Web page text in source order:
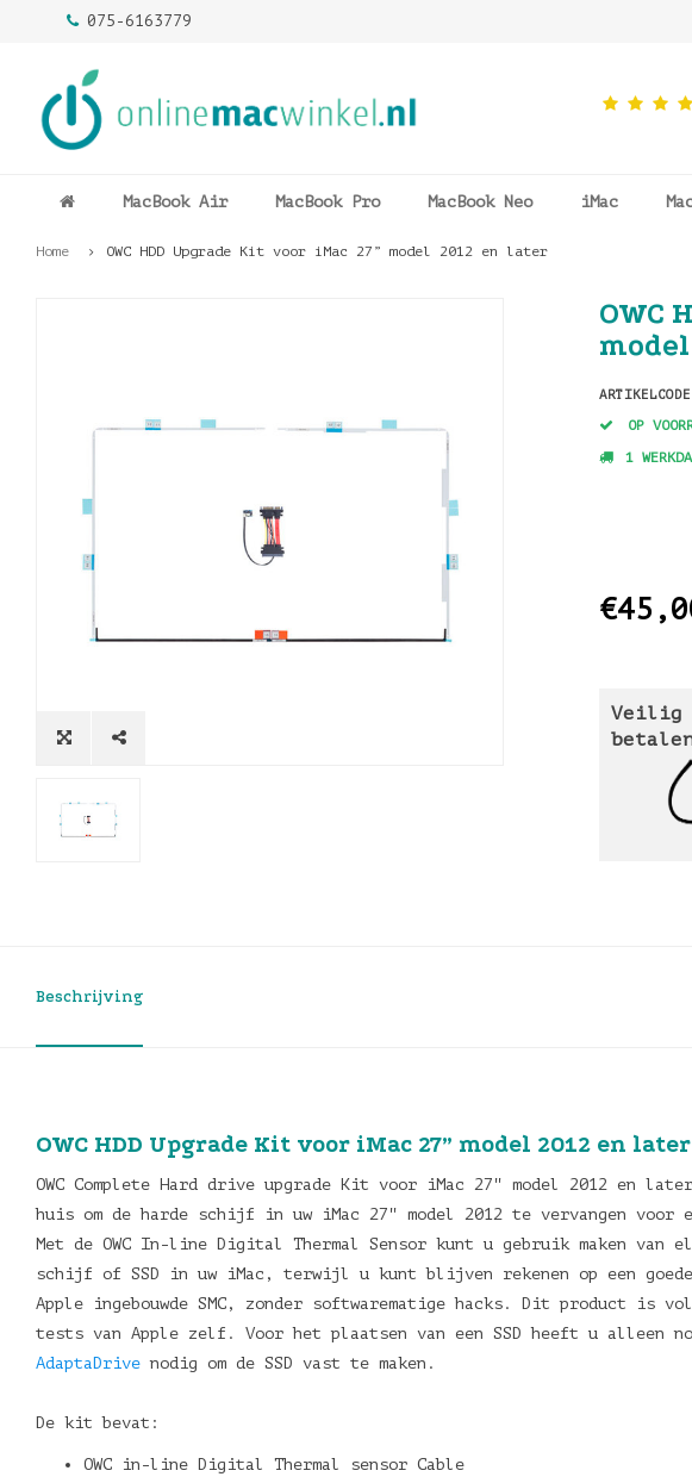
075-6163779
MacBook Air MacBook Pro MacBook Neo iMac
Home OWC HDD Upgrade Kit voor iMac 27” model 2012 en later
OWC
ARTIKELCODE
OP
1
Veilig
Beschrijving
OWC HDD Upgrade Kit voor iMac 27” model 2012 en later
OWC Complete Hard drive upgrade Kit voor iMac 27" model 2012 en
huis om de harde schijf in uw iMac 27" model 2012 te vervangen
Met de OWC In-line Digital Thermal Sensor kunt u gebruik maken
schijf of SSD in uw iMac, terwijl u kunt blijven rekenen op een
Apple ingebouwde SMC, zonder softwarematige hacks. Dit product is
tests van Apple zelf. Voor het plaatsen van een SSD heeft u alleen
AdaptaDrive nodig om de SSD vast te maken.
De kit bevat:
OWC in-line Digital Thermal sensor Cable